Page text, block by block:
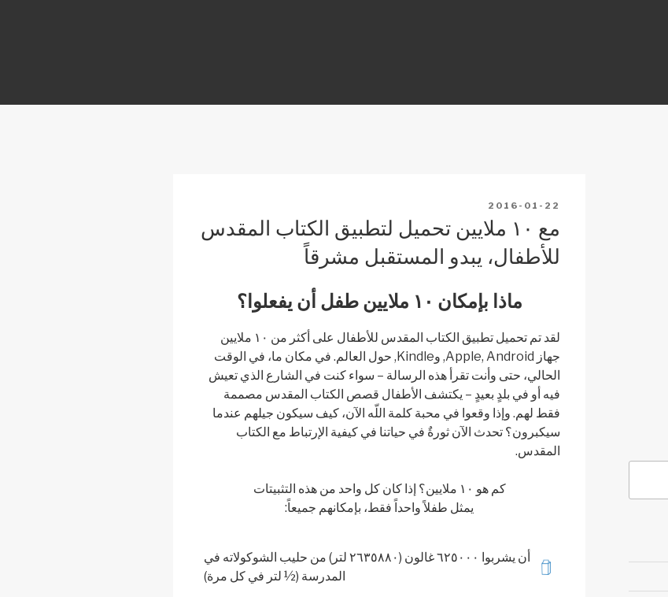
POSTED
2016-01-22
مع ١٠ ملايين تحميل لتطبيق الكتاب المقدس
للأطفال، يبدو المستقبل مشرقاً
ماذا بإمكان ١٠ ملايين طفل أن يفعلوا؟
لقد تم تحميل تطبيق الكتاب المقدس للأطفال على أكثر من ١٠ ملايين
جهاز Apple, Android, وKindle, حول العالم. في مكان ما، في الوقت
الحالي، حتى وأنت تقرأ هذه الرسالة – سواء كنت في الشارع الذي تعيش
فيه أو في بلدٍ بعيدٍ – يكتشف الأطفال قصص الكتاب المقدس مصممة
فقط لهم. وإذا وقعوا في محبة كلمة اللّه الآن، كيف سيكون جيلهم عندما
سيكبرون؟ تحدث الآن ثورةٌ في حياتنا في كيفية الإرتباط مع الكتاب
المقدس.
كم هو ١٠ ملايين؟ إذا كان كل واحد من هذه التثبيتات
يمثل طفلاً واحداً فقط، بإمكانهم جميعاً:
أن يشربوا ٦٢٥٠٠٠ غالون (٢٦٣٥٨٨٠ لتر) من حليب الشوكولاته في
المدرسة (½ لتر في كل مرة)